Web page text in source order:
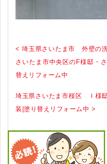
< 埼玉県さいたま市 外壁の
さいたま市中央区のF様邸・
替えリフォーム中
埼玉県さいたま市桜区 Ｉ様
装|塗り替えリフォーム中 >